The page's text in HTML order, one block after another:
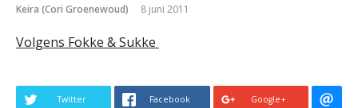
Keira (Cori Groenewoud) 8 juni 2011
Volgens Fokke & Sukke
Twitter Facebook Google+